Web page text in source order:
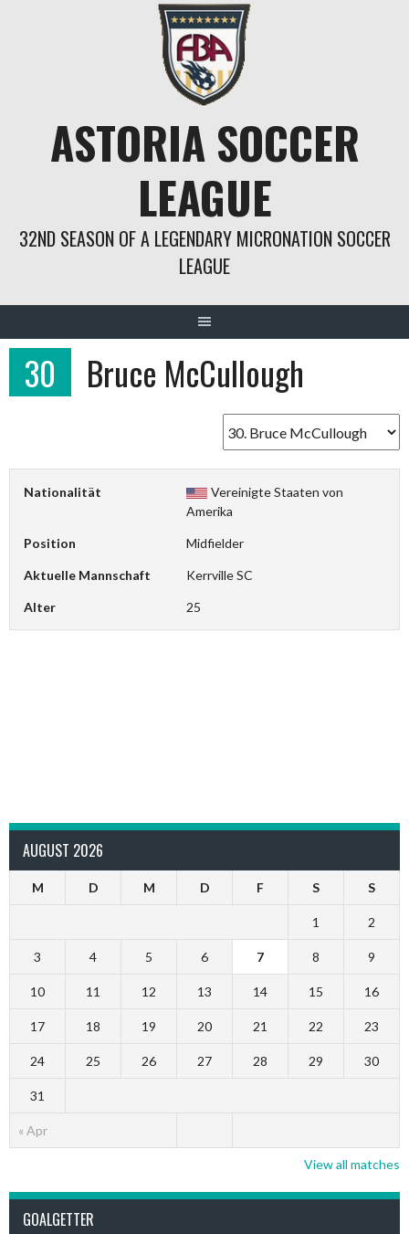
ASTORIA SOCCER
LEAGUE
32ND SEASON OF A LEGENDARY MICRONATION SOCCER
LEAGUE
30 Bruce McCullough
Nationalität
Vereinigte Staaten von
Amerika
Position Midfielder
Aktuelle Mannschaft Kerrville SC
Alter 25
AUGUST 2026
M D M D F S S
« Apr
1 2
3 4 5 6 7 8 9
10 11 12 13 14 15 16
17 18 19 20 21 22 23
24 25 26 27 28 29 30
31
View all matches
GOALGETTER